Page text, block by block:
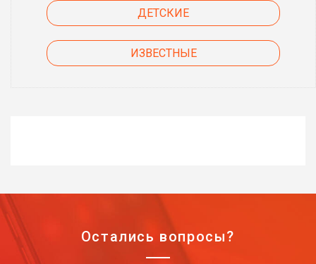
ДЕТСКИЕ
ИЗВЕСТНЫЕ
Остались вопросы?